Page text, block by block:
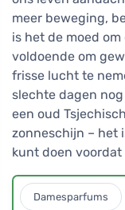
meer beweging,
is het de moed
voldoende om
frisse lucht te
slechte dagen
een oud
zonneschijn – het
kunt doen voordat
Damesparfums